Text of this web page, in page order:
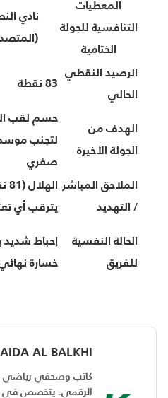
المعطيات
التنافسية للجولة
الختامية
نادي
الرصيد النقطي
الحالي
83 نقطة
الهدف من
الجولة الأخيرة
حسم لقب
لتجنب
صفري
الملاحق المباشر
/ التهديد
يترقب أي
الحالة النفسية
للفريق
إحباط شديد
خسارة
AL BALKHI
كاتب وصحفي رياضي
الرقمي. يتخصص في